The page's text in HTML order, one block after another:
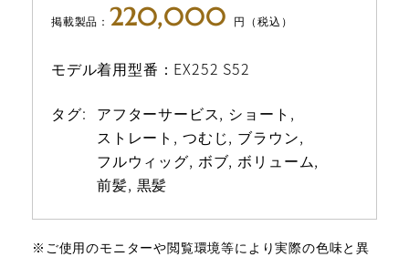
掲載製品： 220,000 円（税込）
モデル着用型番：EX252 S52
タグ: アフターサービス ショート
ストレート
つむじ ブラウン
フルウィッグ ボブ ボリューム
前髪 黒髪
※ご使用のモニターや閲覧環境等により実際の色味と異